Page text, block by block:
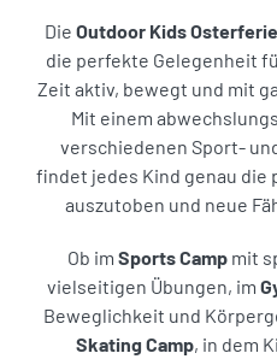
Die Outdoor Kids
die perfekte Gelegenheit
Zeit aktiv, bewegt und mit
Mit einem
verschiedenen Sport-
findet jedes Kind genau die
auszutoben und neue
Ob im Sports Camp mit
vielseitigen Übungen, im
Beweglichkeit und
Skating Camp, in dem